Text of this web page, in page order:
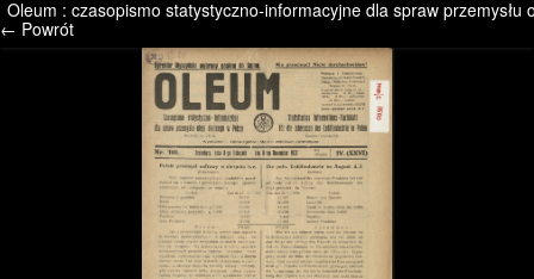
/* */ /* */ /* pliki_strona_po_stronie */
Oleum : czasopismo statystyczno-informacyjne dla spraw przemysłu
← Powrót